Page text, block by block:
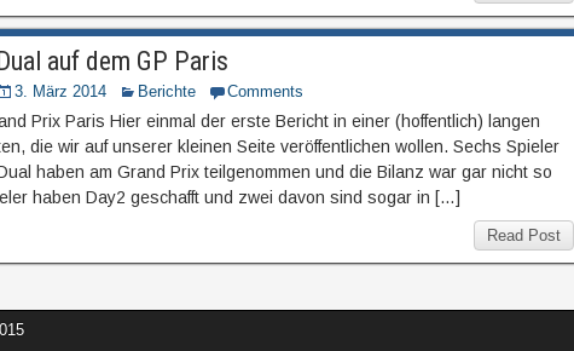
auf dem GP Paris
3. März 2014 Berichte Comments
Prix Paris Hier einmal der erste Bericht in einer (hoffentlich) langen
die wir auf unserer kleinen Seite veröffentlichen wollen. Sechs Spieler
haben am Grand Prix teilgenommen und die Bilanz war gar nicht so
haben Day2 geschafft und zwei davon sind sogar in […]
Read Post